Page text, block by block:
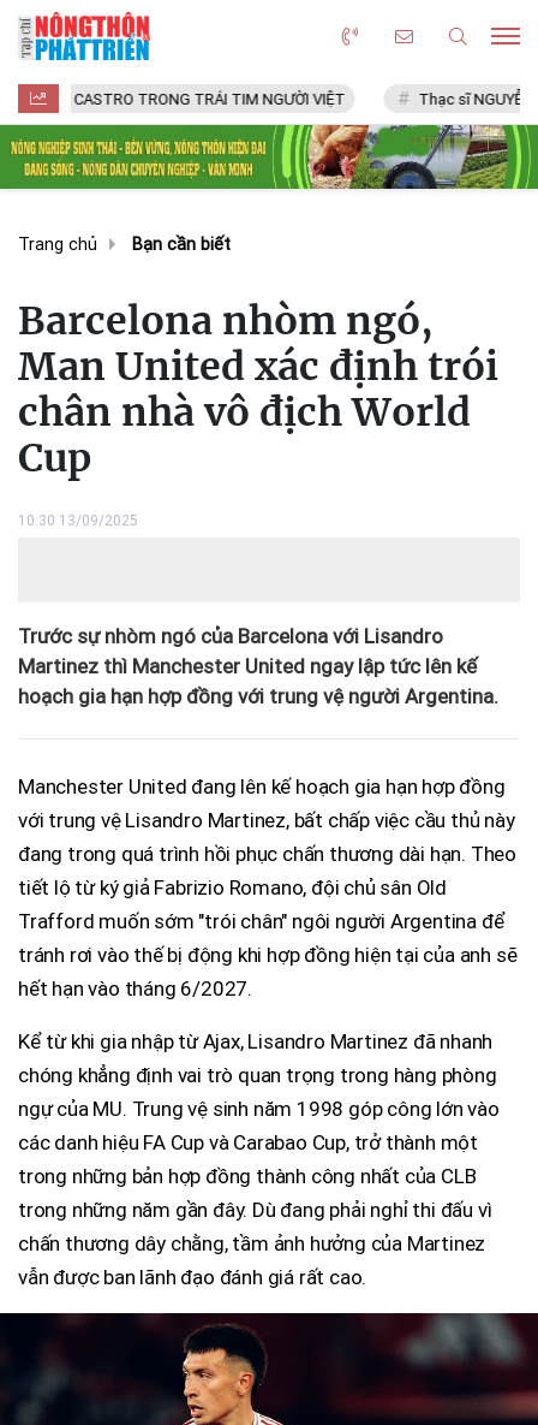
CASTRO TRONG TRÁI TIM NGƯỜI VIỆT Thạc sĩ NGUYỄN VĂN CHÍ
Trang chủ Bạn cần biết
Barcelona nhòm ngó,
Man United xác định trói
chân nhà vô địch World
Cup
10:30 13/09/2025
Trước sự nhòm ngó của Barcelona với Lisandro
Martinez thì Manchester United ngay lập tức lên kế
hoạch gia hạn hợp đồng với trung vệ người Argentina.
Manchester United đang lên kế hoạch gia hạn hợp đồng
với trung vệ Lisandro Martinez, bất chấp việc cầu thủ này
đang trong quá trình hồi phục chấn thương dài hạn. Theo
tiết lộ từ ký giả Fabrizio Romano, đội chủ sân Old
Trafford muốn sớm "trói chân" ngôi người Argentina để
tránh rơi vào thế bị động khi hợp đồng hiện tại của anh sẽ
hết hạn vào tháng 6/2027.
Kể từ khi gia nhập từ Ajax, Lisandro Martinez đã nhanh
chóng khẳng định vai trò quan trọng trong hàng phòng
ngự của MU. Trung vệ sinh năm 1998 góp công lớn vào
các danh hiệu FA Cup và Carabao Cup, trở thành một
trong những bản hợp đồng thành công nhất của CLB
trong những năm gần đây. Dù đang phải nghỉ thi đấu vì
chấn thương dây chằng, tầm ảnh hưởng của Martinez
vẫn được ban lãnh đạo đánh giá rất cao.